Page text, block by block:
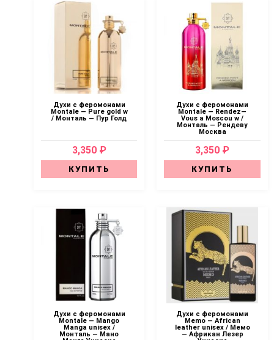
Духи с феромонами
Montale — Pure gold w
/ Монталь — Пур Голд
3,350 ₽
КУПИТЬ
Духи с феромонами
Montale — Rendez—
Vous a Moscou w /
Монталь — Рендеву
Москва
3,350 ₽
КУПИТЬ
Духи с феромонами
Montale — Mango
Manga unisex /
Монталь — Мано
Духи с феромонами
Memo — African
leather unisex / Мемо
— Африкан Лезер